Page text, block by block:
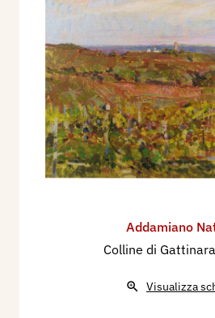
Addamiano
Colline di Gattinara
Visualizza